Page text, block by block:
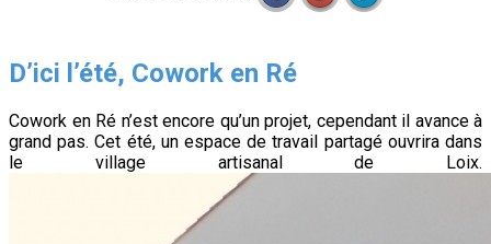
D’ici l’été, Cowork en Ré
Cowork en Ré n’est encore qu’un projet, cependant il avance à
grand pas. Cet été, un espace de travail partagé ouvrira dans
le village artisanal de Loix.